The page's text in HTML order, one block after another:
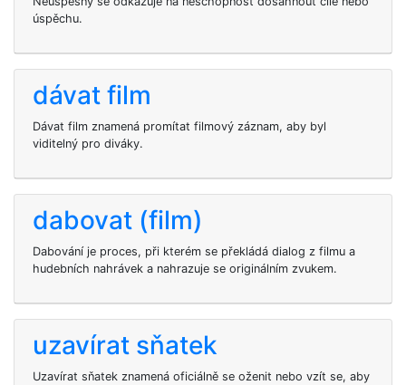
úspěchu.
dávat film
Dávat film znamená promítat filmový záznam, aby byl
viditelný pro diváky.
dabovat (film)
Dabování je proces, při kterém se překládá dialog z filmu a
hudebních nahrávek a nahrazuje se originálním zvukem.
uzavírat sňatek
Uzavírat sňatek znamená oficiálně se oženit nebo vzít se, aby